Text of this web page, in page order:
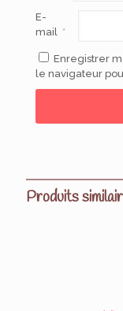
E-
mail *
Enregistrer
le navigateur
Produits